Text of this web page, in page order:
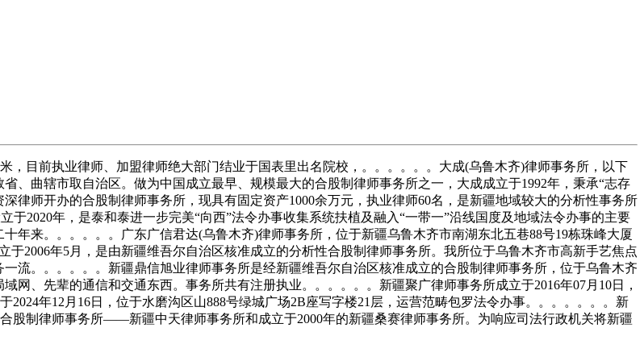
目前执业律师、加盟律师绝大部门结业于国表里出名院校，。。。。。。大成(乌鲁木齐)律师事务所，以下
、曲辖市取自治区。做为中国成立最早、规模最大的合股制律师事务所之一，大成成立于1992年，秉承“志存
律师开办的合股制律师事务所，现具有固定资产1000余万元，执业律师60名，是新疆地域较大的分析性事务所
2020年，是泰和泰进一步完美“向西”法令办事收集系统扶植及融入“一带一”沿线国度及地域法令办事的主要
年来。。。。。。广东广信君达(乌鲁木齐)律师事务所，位于新疆乌鲁木齐市南湖东北五巷88号19栋珠峰大厦
2006年5月，是由新疆维吾尔自治区核准成立的分析性合股制律师事务所。我所位于乌鲁木齐市高新手艺焦点
流。。。。。。新疆鼎信旭业律师事务所是经新疆维吾尔自治区核准成立的合股制律师事务所，位于乌鲁木齐
网、先辈的通信和交通东西。事务所共有注册执业。。。。。。新疆聚广律师事务所成立于2016年07月10日，
年12月16日，位于水磨沟区山888号绿城广场2B座写字楼21层，运营范畴包罗法令办事。。。。。。。新
股制律师事务所——新疆中天律师事务所和成立于2000年的新疆桑赛律师事务所。为响应司法行政机关将新疆